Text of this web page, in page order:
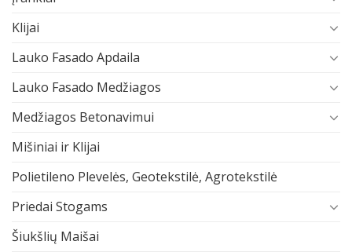
Klijai
Lauko Fasado Apdaila
Lauko Fasado Medžiagos
Medžiagos Betonavimui
Mišiniai ir Klijai
Polietileno Plevelės, Geotekstilė, Agrotekstilė
Priedai Stogams
Šiukšlių Maišai